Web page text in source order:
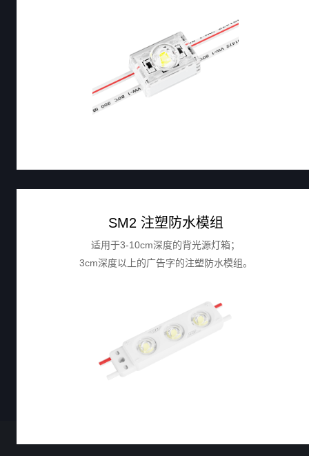
SM2 注塑防水模组
适用于3-10cm深度的背光源灯箱；
3cm深度以上的广告字的注塑防水模组。